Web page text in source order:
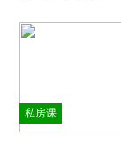
私房课